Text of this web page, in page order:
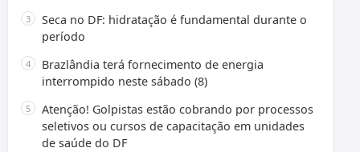
Seca no DF: hidratação é fundamental durante o
período
Brazlândia terá fornecimento de energia
interrompido neste sábado (8)
Atenção! Golpistas estão cobrando por processos
seletivos ou cursos de capacitação em unidades
de saúde do DF